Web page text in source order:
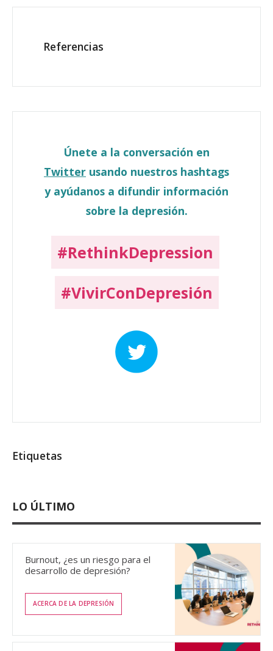
Referencias
Únete a la conversación en
Twitter usando nuestros hashtags
y ayúdanos a difundir información
sobre la depresión.
#RethinkDepression
#VivirConDepresión
Etiquetas
LO ÚLTIMO
Burnout, ¿es un riesgo para el
desarrollo de depresión?
ACERCA DE LA DEPRESIÓN